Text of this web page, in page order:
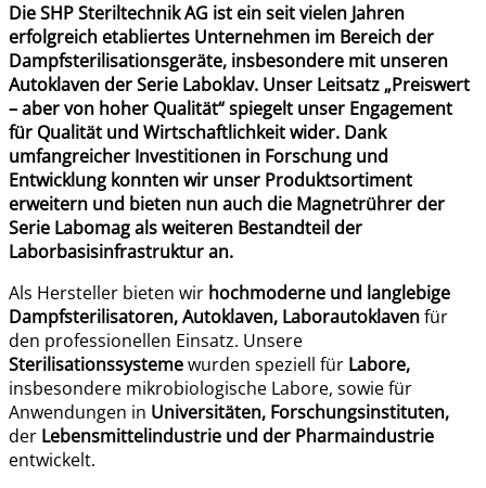
Die SHP Steriltechnik AG ist ein seit vielen Jahren
erfolgreich etabliertes Unternehmen im Bereich der
Dampfsterilisationsgeräte, insbesondere mit unseren
Autoklaven der Serie Laboklav. Unser Leitsatz „Preiswert
– aber von hoher Qualität“ spiegelt unser Engagement
für Qualität und Wirtschaftlichkeit wider. Dank
umfangreicher Investitionen in Forschung und
Entwicklung konnten wir unser Produktsortiment
erweitern und bieten nun auch die Magnetrührer der
Serie Labomag als weiteren Bestandteil der
Laborbasisinfrastruktur an.
Als Hersteller bieten wir hochmoderne und langlebige
Dampfsterilisatoren,Autoklaven, Laborautoklavenfür
den professionellen Einsatz. Unsere
Sterilisationssystemewurden speziell für Labore,
insbesondere mikrobiologische Labore, sowie für
Anwendungen in Universitäten, Forschungsinstituten,
der Lebensmittelindustrie und der Pharmaindustrie
entwickelt.